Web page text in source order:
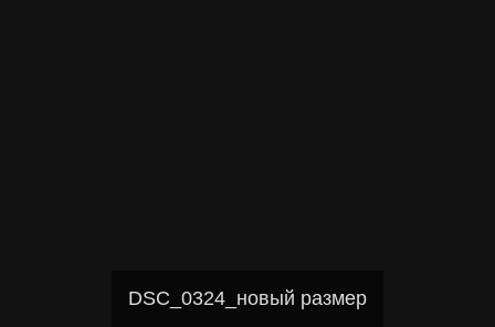
DSC_0324_новый размер